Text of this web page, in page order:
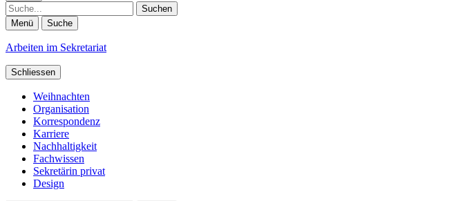
Suche
Menü Suche
Arbeiten im Sekretariat
Schliessen
Weihnachten
Organisation
Korrespondenz
Karriere
Nachhaltigkeit
Fachwissen
Sekretärin privat
Design